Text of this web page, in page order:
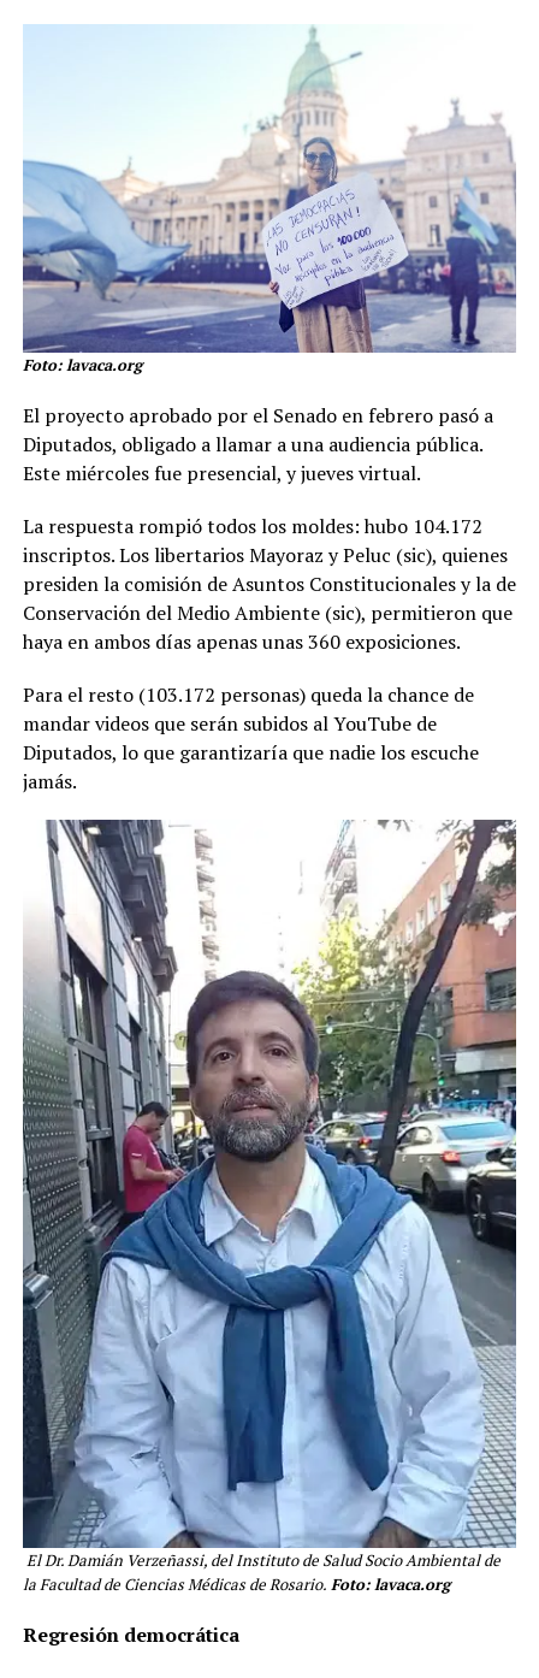
Foto: lavaca.org
El proyecto aprobado por el Senado en febrero pasó a
Diputados, obligado a llamar a una audiencia pública.
Este miércoles fue presencial, y jueves virtual.
La respuesta rompió todos los moldes: hubo 104.172
inscriptos. Los libertarios Mayoraz y Peluc (sic), quienes
presiden la comisión de Asuntos Constitucionales y la de
Conservación del Medio Ambiente (sic), permitieron que
haya en ambos días apenas unas 360 exposiciones.
Para el resto (103.172 personas) queda la chance de
mandar videos que serán subidos al YouTube de
Diputados, lo que garantizaría que nadie los escuche
jamás.
El Dr. Damián Verzeñassi, del Instituto de Salud Socio Ambiental de
la Facultad de Ciencias Médicas de Rosario. Foto: lavaca.org
Regresión democrática